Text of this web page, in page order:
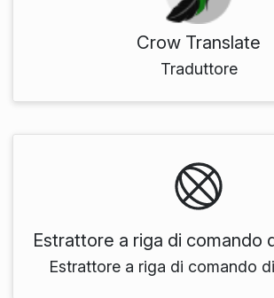
Crow Translate
Traduttore
Estrattore a riga di comando
Estrattore a riga di comando